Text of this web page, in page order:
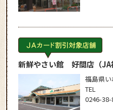
新鮮やさい館 好間店（JA
福島県
TEL
0246-38-